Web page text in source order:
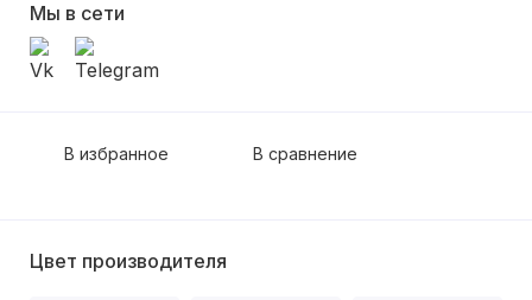
Мы в сети
В избранное В сравнение
Цвет производителя